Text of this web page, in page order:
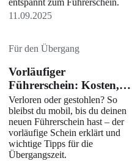
11.09.2025
Für den Übergang
Vorläufiger
Führerschein: Kosten,
Voraussetzungen und
Regeln
Verloren oder gestohlen? So
bleibst du mobil, bis du deinen
neuen Führerschein hast – der
vorläufige Schein erklärt und
wichtige Tipps für die
Übergangszeit.